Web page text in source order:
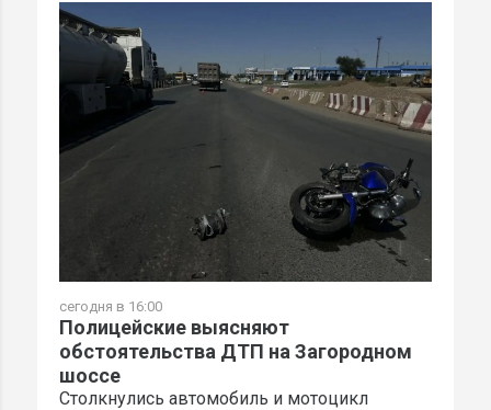
сегодня в 16:00
Полицейские выясняют
обстоятельства ДТП на Загородном
шоссе
Столкнулись автомобиль и мотоцикл